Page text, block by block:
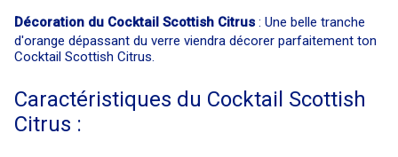
Décoration du Cocktail Scottish Citrus : Une belle tranche
d'orange dépassant du verre viendra décorer parfaitement ton
Cocktail Scottish Citrus.
Caractéristiques du Cocktail Scottish
Citrus :